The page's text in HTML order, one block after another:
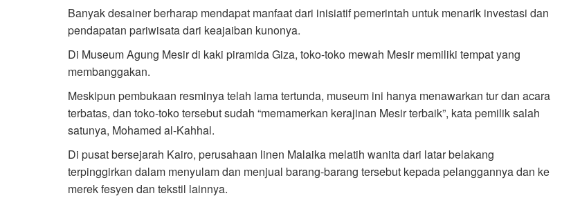
Banyak desainer berharap mendapat manfaat dari inisiatif pemerintah untuk menarik investasi dan
pendapatan pariwisata dari keajaiban kunonya.
Di Museum Agung Mesir di kaki piramida Giza, toko-toko mewah Mesir memiliki tempat yang
membanggakan.
Meskipun pembukaan resminya telah lama tertunda, museum ini hanya menawarkan tur dan acara
terbatas, dan toko-toko tersebut sudah “memamerkan kerajinan Mesir terbaik”, kata pemilik salah
satunya, Mohamed al-Kahhal.
Di pusat bersejarah Kairo, perusahaan linen Malaika melatih wanita dari latar belakang
terpinggirkan dalam menyulam dan menjual barang-barang tersebut kepada pelanggannya dan ke
merek fesyen dan tekstil lainnya.